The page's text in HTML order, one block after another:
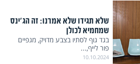
שלא תגידו שלא אמרנו: זה הג'ינס
שמחמיא לכולן
בגד גוף לסתיו בצבע מדויק, מגפיים
פור לייף,...
10.10.2024